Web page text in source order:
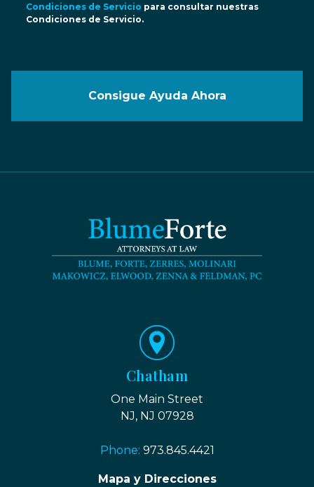
Condiciones de Servicio para consultar nuestras
Condiciones de Servicio.
Consigue Ayuda Ahora
Chatham
One Main Street
NJ, NJ 07928
Phone: 973.845.4421
Mapa y Direcciones